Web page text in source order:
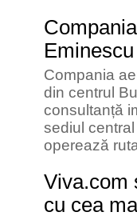
Compania
din centrul
consultanță
sediul
operează
Viva.com
cu cea